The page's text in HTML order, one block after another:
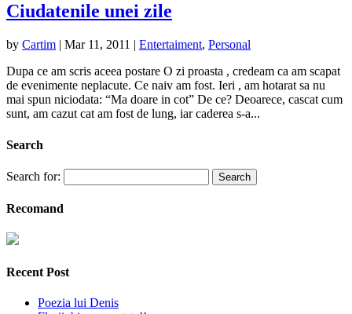
Ciudatenile unei zile
by Cartim | Mar 11, 2011 | Entertaiment, Personal
Dupa ce am scris aceea postare O zi proasta , credeam ca am scapat
de evenimente neplacute. Ce naiv am fost. Ieri , am hotarat sa nu
mai spun niciodata: “Ma doare in cot” De ce? Deoarece, cascat cum
sunt, am cazut cat am fost de lung, iar caderea s-a...
Search
Search for:
Recomand
Recent Post
Poezia lui Denis